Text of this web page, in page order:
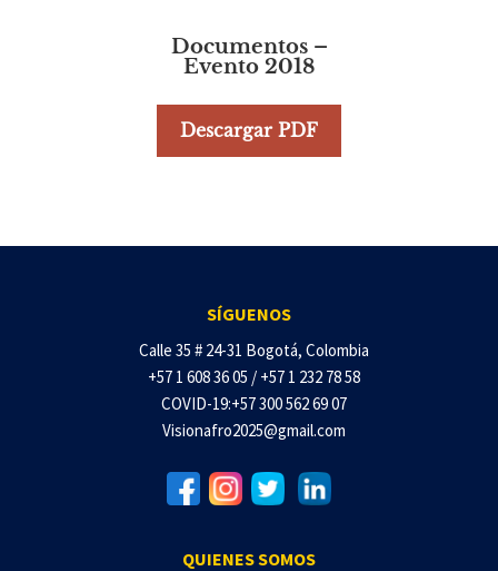
Documentos –
Evento 2018
Descargar PDF
SÍGUENOS
Calle 35 # 24-31 Bogotá, Colombia
+57 1 608 36 05 / +57 1 232 78 58
COVID-19:+57 300 562 69 07
Visionafro2025@gmail.com
QUIENES SOMOS